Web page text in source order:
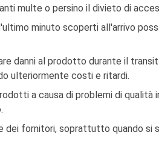
multe o persino il divieto di
minuto scoperti all'arrivo
danni al prodotto durante il
ulteriormente costi e ritardi.
a causa di problemi di
fornitori, soprattutto quando si